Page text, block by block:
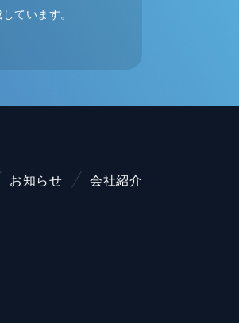
ています。
お知らせ
会社紹介